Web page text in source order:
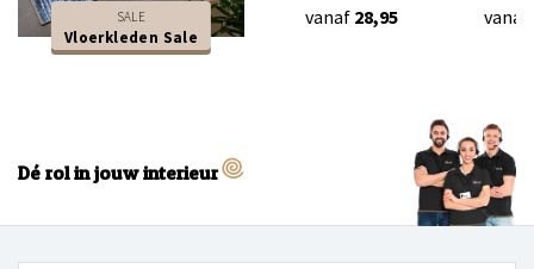
SALE
Vloerkleden Sale
vanaf 28,95 vanaf
Dé rol in jouw interieur